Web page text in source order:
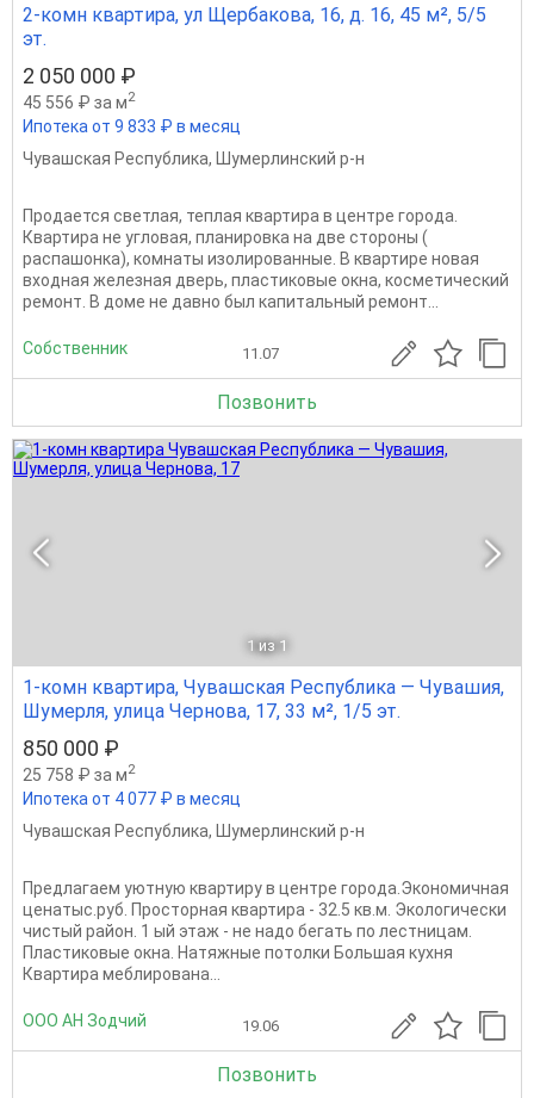
2-комн квартира, ул Щербакова, 16, д. 16, 45 м², 5/5
эт.
2 050 000 ₽
45 556 ₽ за м2
Ипотека от 9 833 ₽ в месяц
Чувашская Республика, Шумерлинский р-н
Продается светлая, теплая квартира в центре города.
Квартира не угловая, планировка на две стороны (
распашонка), комнаты изолированные. В квартире новая
входная железная дверь, пластиковые окна, косметический
ремонт. В доме не давно был капитальный ремонт...
Собственник 11.07
Позвонить
1 из 1
1-комн квартира, Чувашская Республика — Чувашия,
Шумерля, улица Чернова, 17, 33 м², 1/5 эт.
850 000 ₽
25 758 ₽ за м2
Ипотека от 4 077 ₽ в месяц
Чувашская Республика, Шумерлинский р-н
Предлагаем уютную квартиру в центре города.Экономичная
ценатыс.руб. Просторная квартира - 32.5 кв.м. Экологически
чистый район. 1 ый этаж - не надо бегать по лестницам.
Пластиковые окна. Натяжные потолки Большая кухня
Квартира меблирована...
ООО АН Зодчий 19.06
Позвонить